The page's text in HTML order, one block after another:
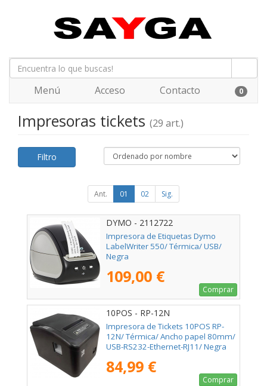
Menú Acceso Contacto 0
Impresoras tickets (29 art.)
Filtro
Ant. 01 02 Sig.
DYMO - 2112722
Impresora de Etiquetas Dymo
LabelWriter 550/ Térmica/ USB/
Negra
109,00 €
Comprar
10POS - RP-12N
Impresora de Tickets 10POS RP-
12N/ Térmica/ Ancho papel 80mm/
USB-RS232-Ethernet-RJ11/ Negra
84,99 €
Comprar